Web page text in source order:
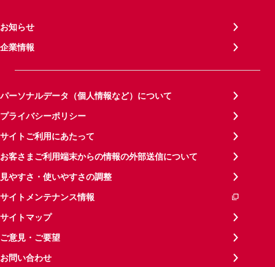
お知らせ
企業情報
パーソナルデータ（個人情報など）について
プライバシーポリシー
サイトご利用にあたって
お客さまご利用端末からの情報の外部送信について
見やすさ・使いやすさの調整
サイトメンテナンス情報
サイトマップ
ご意見・ご要望
お問い合わせ